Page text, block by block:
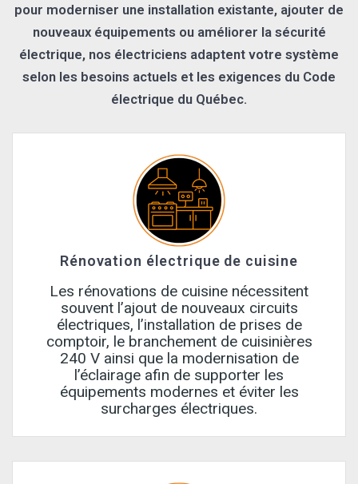
pour moderniser une installation existante, ajouter de
nouveaux équipements ou améliorer la sécurité
électrique, nos électriciens adaptent votre système
selon les besoins actuels et les exigences du Code
électrique du Québec.
Rénovation électrique de cuisine
Les rénovations de cuisine nécessitent
souvent l’ajout de nouveaux circuits
électriques, l’installation de prises de
comptoir, le branchement de cuisinières
240 V ainsi que la modernisation de
l’éclairage afin de supporter les
équipements modernes et éviter les
surcharges électriques.